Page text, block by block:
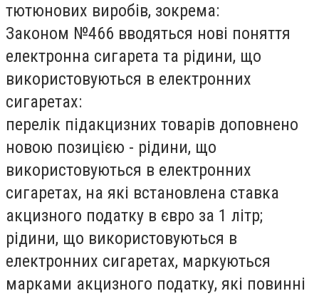
тютюнових виробів, зокрема:
Законом №466 вводяться нові поняття
електронна сигарета та рідини, що
використовуються в електронних
сигаретах:
перелік підакцизних товарів доповнено
новою позицією - рідини, що
використовуються в електронних
сигаретах, на які встановлена ставка
акцизного податку в євро за 1 літр;
рідини, що використовуються в
електронних сигаретах, маркуються
марками акцизного податку, які повинні